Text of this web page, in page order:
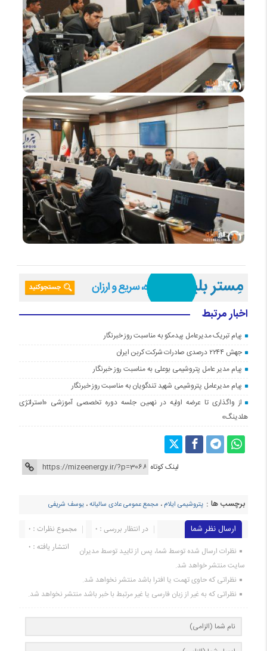
اخبار مرتبط
پیام تبریک مدیرعامل پیدمکو به مناسبت روز خبرنگار
جهش ۲۲۴۴ درصدی صادرات شرکت کربن ایران
پیام مدیر عامل پتروشیمی بوعلی به مناسبت روز خبرنگار
پیام مدیرعامل پتروشیمی شهید تندگویان به مناسبت روز خبرنگار
از واگذاری تا عرضه اولیه در نهمین جلسه دوره تخصصی آموزشی «استراتژی
هلدینگ»
لینک کوتاه
برچسب ها : پتروشیمی ایلام ، مجمع عمومی عادی سالیانه، یوسف شریفی
ارسال نظر شما مجموع نظرات : 0
در انتظار بررسی : 0
انتشار یافته : 0
نظرات ارسال شده توسط شما، پس از تایید توسط مدیران
سایت منتشر خواهد شد.
نظراتی که حاوی تهمت یا افترا باشد منتشر نخواهد شد.
نظراتی که به غیر از زبان فارسی یا غیر مرتبط با خبر باشد منتشر نخواهد شد.